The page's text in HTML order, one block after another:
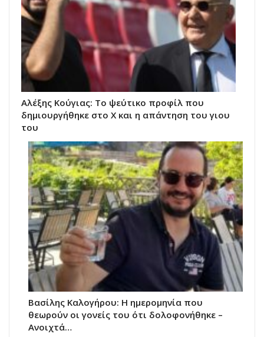
Αλέξης Κούγιας: Το ψεύτικο προφίλ που
δημιουργήθηκε στο X και η απάντηση του γιου
του
Βασίλης Καλογήρου: Η ημερομηνία που
θεωρούν οι γονείς του ότι δολοφονήθηκε –
Ανοιχτά…